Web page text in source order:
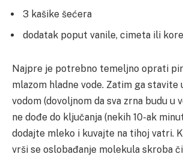
3 kašike šećera
dodatak poput vanile, cimeta ili
Najpre je potrebno temeljno oprati
mlazom hladne vode. Zatim ga
vodom (dovoljnom da sva zrna budu u
ne dođe do ključanja (nekih 10-ak
dodajte mleko i kuvajte na tihoj vatri.
vrši se oslobađanje molekula skroba